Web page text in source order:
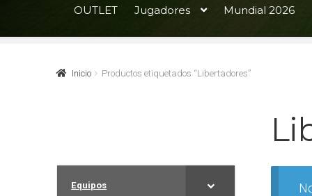
OUTLET Jugadores Mundial 2026
Inicio Productos etiquetados “Libertadores”
Equipos